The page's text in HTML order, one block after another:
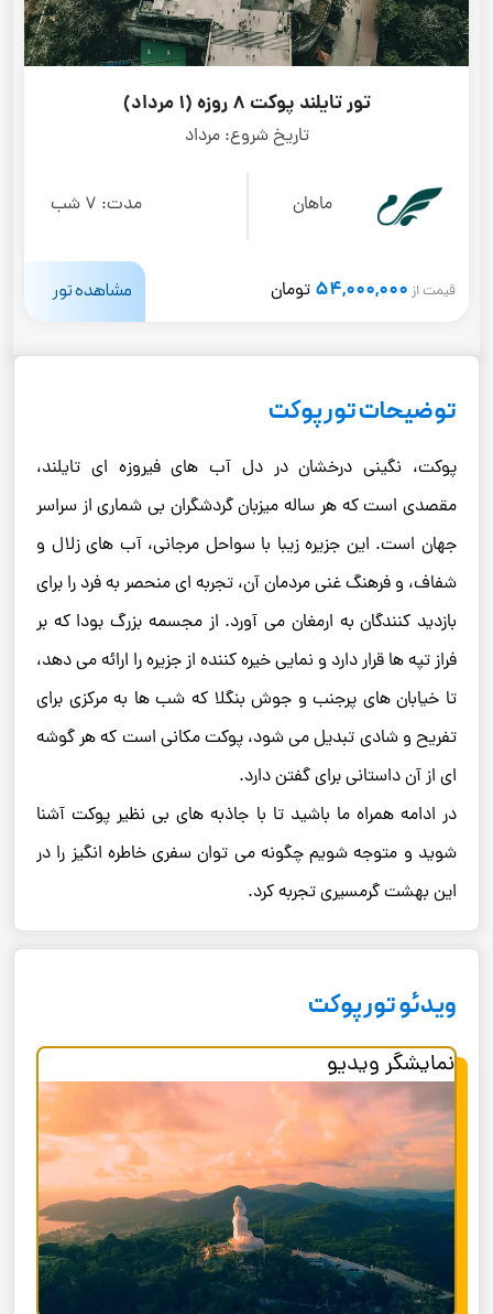
تور تایلند پوکت 8 روزه (1 مرداد)
تاریخ شروع: مرداد
ماهان مدت: 7 شب
قیمت از 54,000,000 تومان مشاهده تور
توضیحات تور پوکت
پوکت، نگینی درخشان در دل آب ‌های فیروزه‌ ای تایلند،
مقصدی است که هر ساله میزبان گردشگران بی ‌شماری از سراسر
جهان است. این جزیره زیبا با سواحل مرجانی، آب‌ های زلال و
شفاف، و فرهنگ غنی مردمان آن، تجربه ‌ای منحصر به‌ فرد را برای
بازدید کنندگان به ارمغان می ‌آورد. از مجسمه بزرگ بودا که بر
فراز تپه‌ ها قرار دارد و نمایی خیره‌ کننده از جزیره را ارائه می‌ دهد،
تا خیابان ‌های پرجنب‌ و جوش بنگلا که شب‌ ها به مرکزی برای
تفریح و شادی تبدیل می ‌شود، پوکت مکانی است که هر گوشه
‌ای از آن داستانی برای گفتن دارد.
در ادامه همراه ما باشید تا با جاذبه ‌های بی ‌نظیر پوکت آشنا
شوید و متوجه شویم چگونه می ‌توان سفری خاطره ‌انگیز را در
این بهشت گرمسیری تجربه کرد.
ویدئو تور پوکت
نمایشگر ویدیو